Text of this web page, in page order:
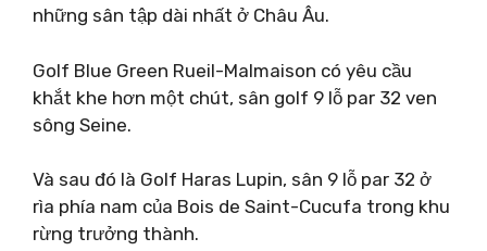
những sân tập dài nhất ở Châu Âu.
Golf Blue Green Rueil-Malmaison có yêu cầu
khắt khe hơn một chút, sân golf 9 lỗ par 32 ven
sông Seine.
Và sau đó là Golf Haras Lupin, sân 9 lỗ par 32 ở
rìa phía nam của Bois de Saint-Cucufa trong khu
rừng trưởng thành.